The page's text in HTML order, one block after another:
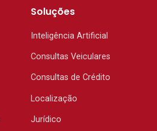
Soluções
Inteligência Artificial
Consultas Veiculares
Consultas de Crédito
Localização
Jurídico